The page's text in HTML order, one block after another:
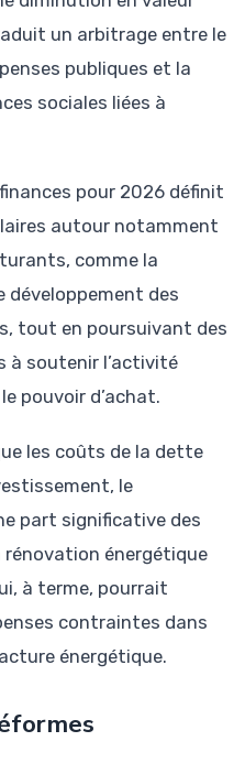
un arbitrage entre le
publiques et la
sociales liées à
pour 2026 définit
autour notamment
comme la
des
tout en poursuivant des
à soutenir l’activité
pouvoir d’achat.
les coûts de la dette
le
part significative des
rénovation énergétique
à terme, pourrait
contraintes dans
énergétique.